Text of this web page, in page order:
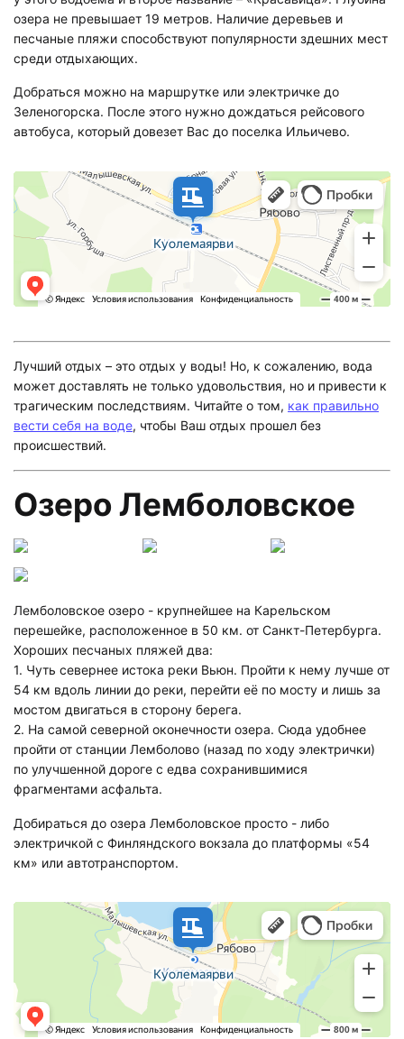
озера не превышает 19 метров. Наличие деревьев и
песчаные пляжи способствуют популярности здешних мест
среди отдыхающих.
Добраться можно на маршрутке или электричке до
Зеленогорска. После этого нужно дождаться рейсового
автобуса, который довезет Вас до поселка Ильичево.
Лучший отдых – это отдых у воды! Но, к сожалению, вода
может доставлять не только удовольствия, но и привести к
трагическим последствиям. Читайте о том, как правильно
вести себя на воде, чтобы Ваш отдых прошел без
происшествий.
Озеро Лемболовское
Лемболовское озеро - крупнейшее на Карельском
перешейке, расположенное в 50 км. от Санкт-Петербурга.
Хороших песчаных пляжей два:
1. Чуть севернее истока реки Вьюн. Пройти к нему лучше от
54 км вдоль линии до реки, перейти её по мосту и лишь за
мостом двигаться в сторону берега.
2. На самой северной оконечности озера. Сюда удобнее
пройти от станции Лемболово (назад по ходу электрички)
по улучшенной дороге с едва сохранившимися
фрагментами асфальта.
Добираться до озера Лемболовское просто - либо
электричкой с Финляндского вокзала до платформы «54
км» или автотранспортом.